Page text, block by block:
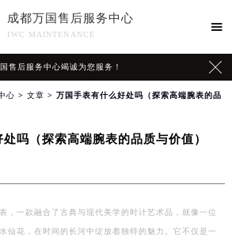
成都万国售后服务中心
IWC MAINTENANCE

售后服务中心竭诚为您服务！ 
心 > 文章 > 万国手表有什么好处吗（探索高端腕表的品
吗（探索高端腕表的品质与价值）
，一款融合了古典与现代美学的时计艺术品，就像一位
仙花，在时间的长河中绽放着独特的魅力。它不仅是一